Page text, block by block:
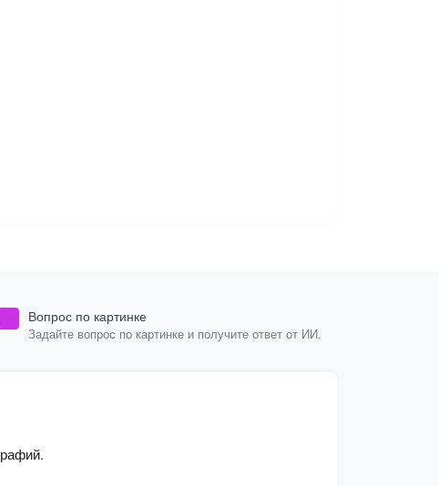
Вопрос по картинке
Задайте вопрос по картинке и получите ответ от ИИ.